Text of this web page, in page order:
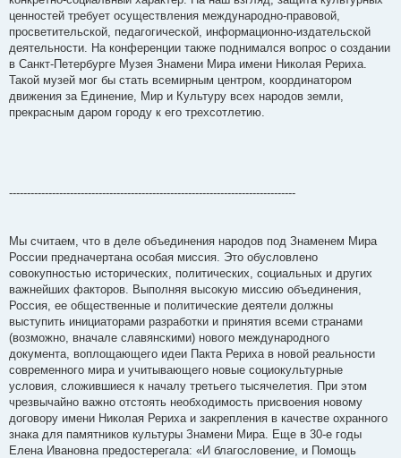
ценностей требует осуществления международно-правовой,
просветительской, педагогической, информационно-издательской
деятельности. На конференции также поднимался вопрос о создании
в Санкт-Петербурге Музея Знамени Мира имени Николая Рериха.
Такой музей мог бы стать всемирным центром, координатором
движения за Единение, Мир и Культуру всех народов земли,
прекрасным даром городу к его трехсотлетию.
--------------------------------------------------------------------------------
Мы считаем, что в деле объединения народов под Знаменем Мира
России предначертана особая миссия. Это обусловлено
совокупностью исторических, политических, социальных и других
важнейших факторов. Выполняя высокую миссию объединения,
Россия, ее общественные и политические деятели должны
выступить инициаторами разработки и принятия всеми странами
(возможно, вначале славянскими) нового международного
документа, воплощающего идеи Пакта Рериха в новой реальности
современного мира и учитывающего новые социокультурные
условия, сложившиеся к началу третьего тысячелетия. При этом
чрезвычайно важно отстоять необходимость присвоения новому
договору имени Николая Рериха и закрепления в качестве охранного
знака для памятников культуры Знамени Мира. Еще в 30-е годы
Елена Ивановна предостерегала: «И благословение, и Помощь